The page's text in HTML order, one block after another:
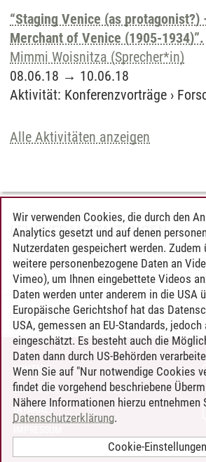
“Staging Venice (as protagonist?)
Merchant of Venice (1905-1934)”.
Mimmi Woisnitza (Sprecher*in)
08.06.18 → 10.06.18
Aktivität: Konferenzvorträge ›
Alle Aktivitäten anzeigen
LEHRVERANSTALTUNGEN
Keine Veranstaltungen gefunden.
Gabriele Füllgrabe/21.02.2024
KONTAKT
LEUPHANA ALS ARBEITGEBER
INTRANET
Wir verwenden Cookies, die durch den
Analytics gesetzt und auf denen
Nutzerdaten gespeichert werden.
weitere personenbezogene Daten an
Vimeo), um Ihnen eingebettete Videos
Daten werden unter anderem in die USA
Europäische Gerichtshof hat das
USA, gemessen an EU-Standards,
eingeschätzt. Es besteht auch die
Daten dann durch US-Behörden
Wenn Sie auf "Nur notwendige Cookies
findet die vorgehend beschriebene
Nähere Informationen hierzu entnehmen
Datenschutzerklärung.
Cookie-Einstellungen